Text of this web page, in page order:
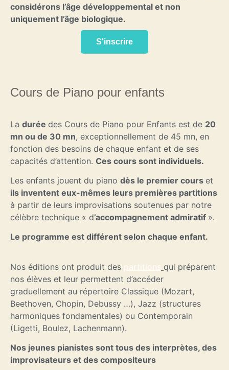
considérons l’âge développemental et non
uniquement l’âge biologique.
S'inscrire
Cours de Piano pour enfants
La durée des Cours de Piano pour Enfants est de 20
mn ou de 30 mn, exceptionnellement de 45 mn, en
fonction des besoins de chaque enfant et de ses
capacités d’attention. Ces cours sont individuels.
Les enfants jouent du piano dès le premier cours et
ils inventent eux-mêmes leurs premières partitions
à partir de leurs improvisations soutenues par notre
célèbre technique « d’accompagnement admiratif ».
Le programme est différent selon chaque enfant.
Nos éditions ont produit des partitions qui préparent
nos élèves et leur permettent d’accéder
graduellement au répertoire Classique (Mozart,
Beethoven, Chopin, Debussy …), Jazz (structures
harmoniques fondamentales) ou Contemporain
(Ligetti, Boulez, Lachenmann).
Nos jeunes pianistes sont tous des interprètes, des
improvisateurs et des compositeurs